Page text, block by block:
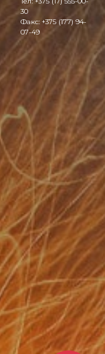
30
Факс: +375 (177) 94-
07-49